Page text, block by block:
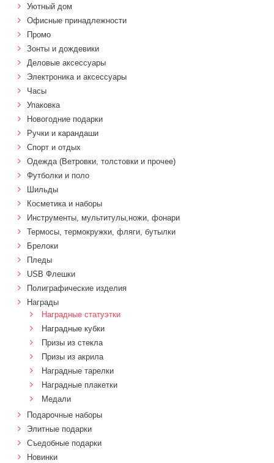
Уютный дом
Офисные принадлежности
Промо
Зонты и дождевики
Деловые аксессуары
Электроника и аксессуары
Часы
Упаковка
Новогодние подарки
Ручки и карандаши
Спорт и отдых
Одежда (Ветровки, толстовки и прочее)
Футболки и поло
Шильды
Косметика и наборы
Инструменты, мультитулы,ножи, фонари
Термосы, термокружки, фляги, бутылки
Брелоки
Пледы
USB Флешки
Полиграфические изделия
Награды
Наградные статуэтки
Наградные кубки
Призы из стекла
Призы из акрила
Наградные тарелки
Наградные плакетки
Медали
Подарочные наборы
Элитные подарки
Cъедобные подарки
Новинки